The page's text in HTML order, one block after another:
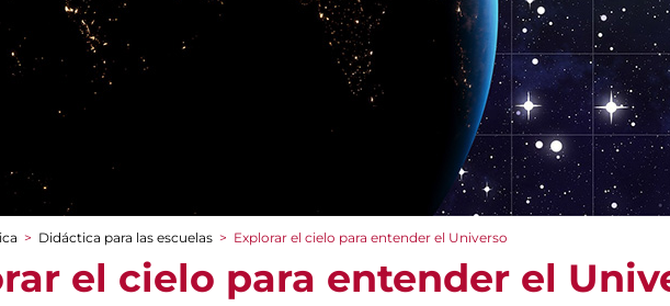
> Didáctica para las escuelas > Explorar el cielo para entender el Universo
el cielo para entender el